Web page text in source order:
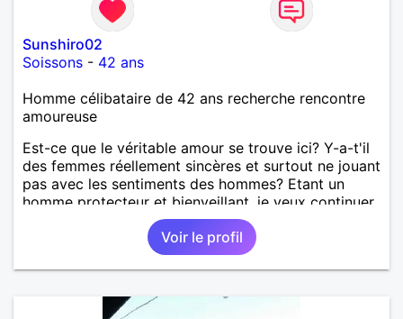
Sunshiro02
Soissons - 42 ans
Homme célibataire de 42 ans recherche rencontre
amoureuse
Est-ce que le véritable amour se trouve ici? Y-a-t'il
des femmes réellement sincères et surtout ne jouant
pas avec les sentiments des hommes? Etant un
homme protecteur et bienveillant, je veux continuer
d'y croire et pouvoir enfin former la petite famille
que je désir temps. Faux profil, profiteuse et autres
joyeuseté passer votre chemin, vous ne
m'intéressez pas du tout!
Voir le profil